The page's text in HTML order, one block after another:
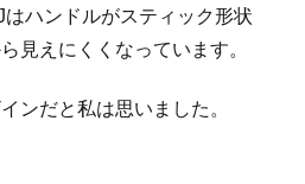
ハンドルがスティック形状
見えにくくなっています。
ンだと私は思いました。